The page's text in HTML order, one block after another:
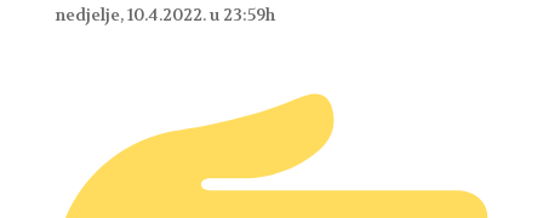
nedjelje, 10.4.2022. u 23:59h